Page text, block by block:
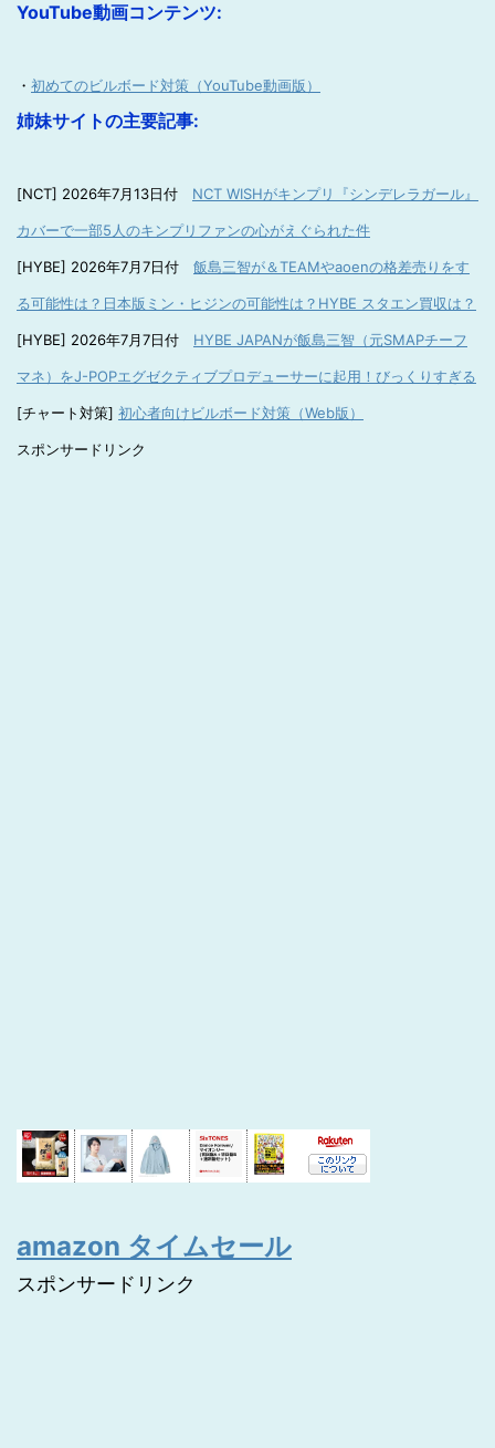
YouTube動画コンテンツ:
・ 初めてのビルボード対策（YouTube動画版）
姉妹サイトの主要記事:
[NCT] 2026年7月13日付 NCT WISHがキンプリ『シンデレラガール』
カバーで一部5人のキンプリファンの心がえぐられた件
[HYBE] 2026年7月7日付 飯島三智が＆TEAMやaoenの格差売りをす
る可能性は？日本版ミン・ヒジンの可能性は？HYBE スタエン買収は？
[HYBE] 2026年7月7日付 HYBE JAPANが飯島三智（元SMAPチーフ
マネ）をJ-POPエグゼクティブプロデューサーに起用！びっくりすぎる
[チャート対策] 初心者向けビルボード対策（Web版）
スポンサードリンク
amazon タイムセール
スポンサードリンク